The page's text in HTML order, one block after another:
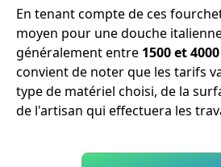
En tenant compte de ces
moyen pour une douche
généralement entre 1500 et
convient de noter que les tarifs
type de matériel choisi, de la
de l'artisan qui effectuera les